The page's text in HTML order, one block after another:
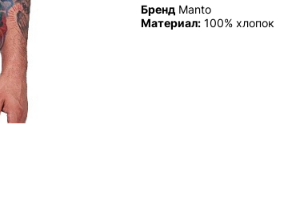
Бренд Manto
Материал: 100% хлопок